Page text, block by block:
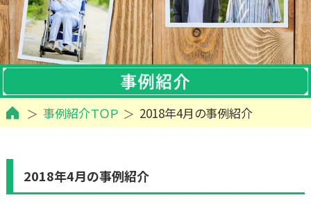
事例紹介ＴＯＰ 2018年4月の事例紹介
2018年4月の事例紹介